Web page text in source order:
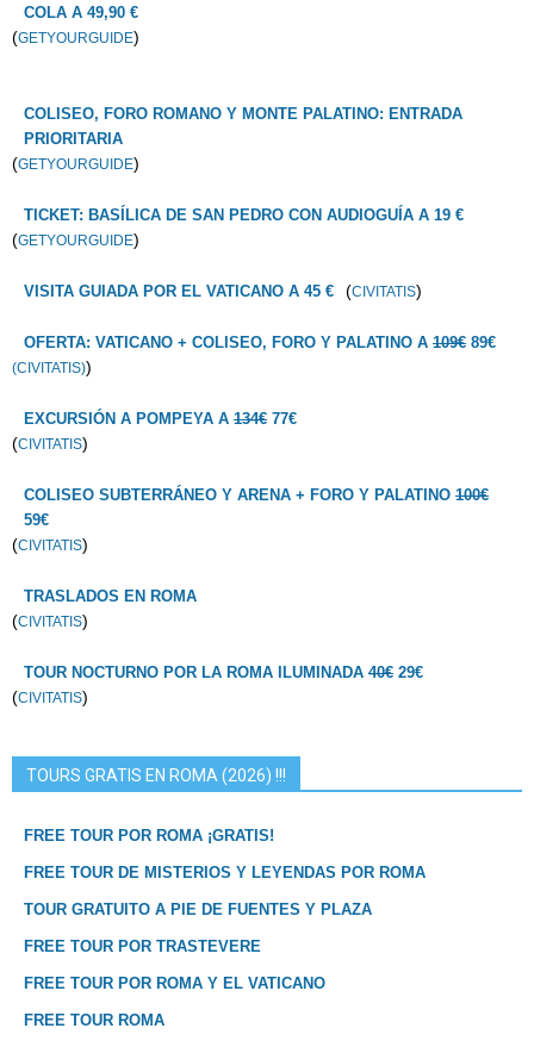
COLA A 49,90 €
(GETYOURGUIDE)
COLISEO, FORO ROMANO Y MONTE PALATINO: ENTRADA
PRIORITARIA
(GETYOURGUIDE)
TICKET: BASÍLICA DE SAN PEDRO CON AUDIOGUÍA A 19 €
(GETYOURGUIDE)
VISITA GUIADA POR EL VATICANO A 45 € (CIVITATIS)
OFERTA: VATICANO + COLISEO, FORO Y PALATINO A 109€ 89€
(CIVITATIS))
EXCURSIÓN A POMPEYA A 134€ 77€
(CIVITATIS)
COLISEO SUBTERRÁNEO Y ARENA + FORO Y PALATINO 100€
59€
(CIVITATIS)
TRASLADOS EN ROMA
(CIVITATIS)
TOUR NOCTURNO POR LA ROMA ILUMINADA 40€ 29€
(CIVITATIS)
TOURS GRATIS EN ROMA (2026) !!!
FREE TOUR POR ROMA ¡GRATIS!
FREE TOUR DE MISTERIOS Y LEYENDAS POR ROMA
TOUR GRATUITO A PIE DE FUENTES Y PLAZA
FREE TOUR POR TRASTEVERE
FREE TOUR POR ROMA Y EL VATICANO
FREE TOUR ROMA